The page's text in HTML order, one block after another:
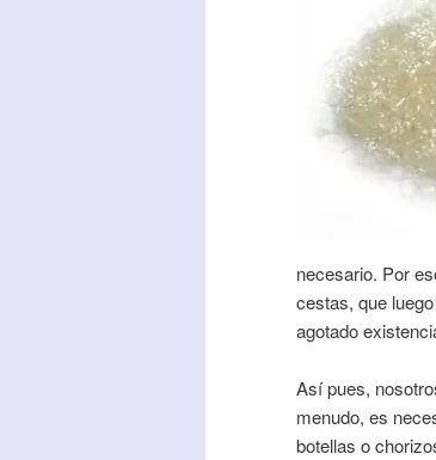
necesario. Por
cestas, que
agotado
Así pues,
menudo, es
botellas o